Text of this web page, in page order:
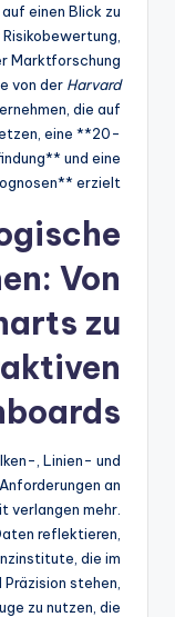
einen Blick zu
Marktforschung
von der Harvard
die auf
eine **20-
und eine
erzielt.
Von
zu
, Linien- und
an
verlangen mehr.
reflektieren,
die im
stehen,
zu nutzen, die